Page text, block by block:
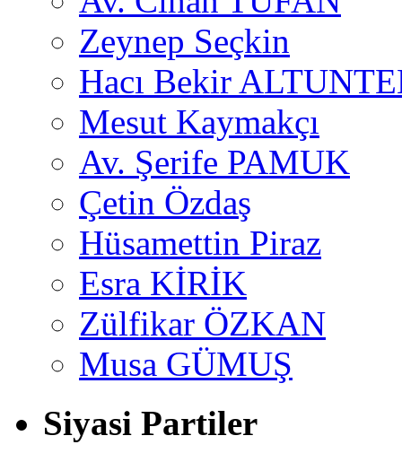
Zeynep Seçkin
Hacı Bekir
Mesut Kaymakçı
Av. Şerife PAMUK
Çetin Özdaş
Hüsamettin Piraz
Esra KİRİK
Zülfikar ÖZKAN
Musa GÜMUŞ
Siyasi Partiler